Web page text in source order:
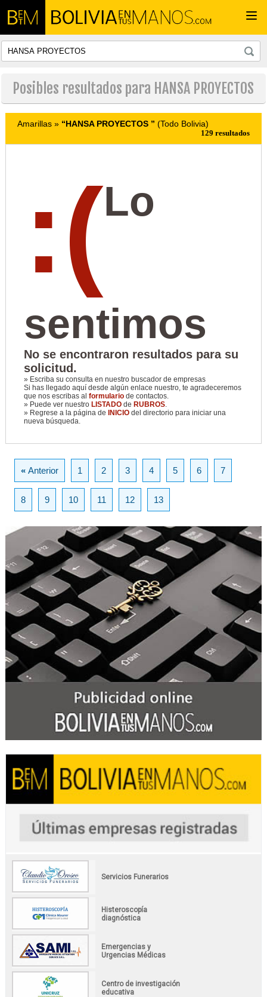
Posibles resultados para HANSA PROYECTOS
Amarillas » “HANSA PROYECTOS ” (Todo Bolivia)
129 resultados
:(Lo
sentimos
No se encontraron resultados para su
solicitud.
» Escriba su consulta en nuestro buscador de empresas
Si has llegado aquí desde algún enlace nuestro, te agradeceremos
que nos escribas alformulario de contactos.
» Puede ver nuestro LISTADO de RUBROS.
» Regrese a la página de
INICIO del directorio para iniciar una
nueva búsqueda.
«Anterior 1 2 3 4 5 6 7
8 9 10 11 12 13
Servicios Funerarios
Histeroscopía
diagnóstica
Emergencias y
Urgencias Médicas
Centro de investigación
educativa